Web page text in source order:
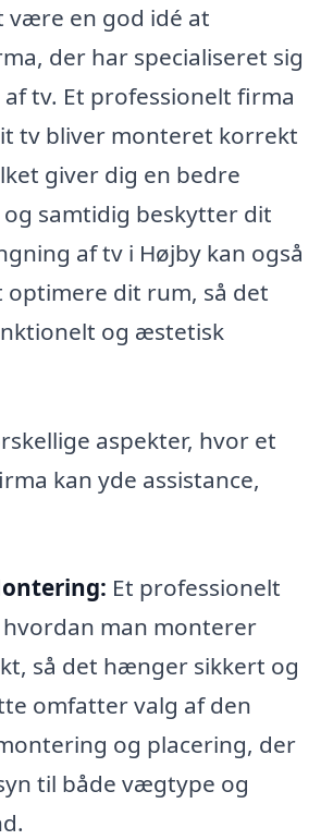
være en god idé at
der har specialiseret sig
tv. Et professionelt firma
tv bliver monteret korrekt
giver dig en bedre
samtidig beskytter dit
af tv i Højby kan også
dit rum, så det
og æstetisk
aspekter, hvor et
kan yde assistance,
Et professionelt
man monterer
så det hænger sikkert og
omfatter valg af den
og placering, der
til både vægtype og